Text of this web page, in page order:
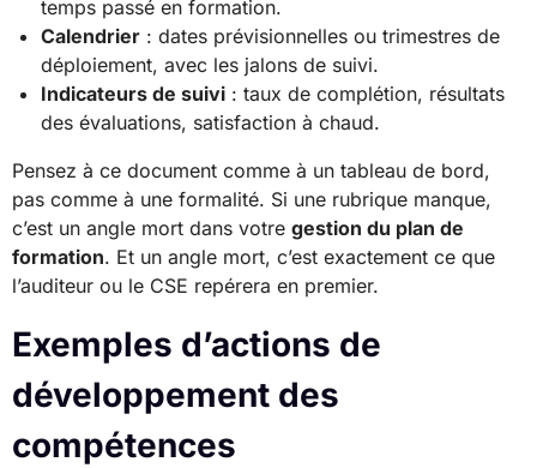
temps passé en formation.
Calendrier : dates prévisionnelles ou trimestres de
déploiement, avec les jalons de suivi.
Indicateurs de suivi : taux de complétion, résultats
des évaluations, satisfaction à chaud.
Pensez à ce document comme à un tableau de bord,
pas comme à une formalité. Si une rubrique manque,
c’est un angle mort dans votre gestion du plan de
formation. Et un angle mort, c’est exactement ce que
l’auditeur ou le CSE repérera en premier.
Exemples d’actions de
développement des
compétences